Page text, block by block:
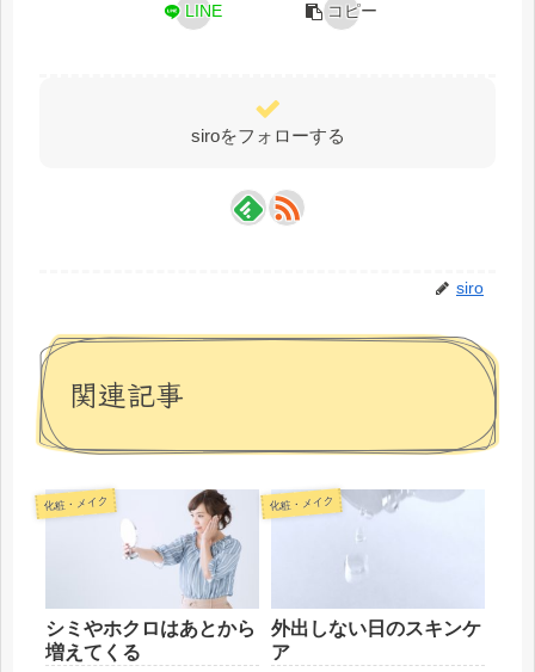
LINE コピー
siroをフォローする
siro
関連記事
化粧・メイク
シミやホクロはあとから
増えてくる
化粧・メイク
外出しない日のスキンケ
ア